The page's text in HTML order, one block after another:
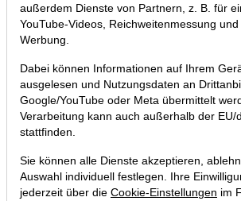
Chartanalyse Alibaba:
aus dem Reich der Mitte!
06.12.2017 um 10:59 Uhr | P. Uhlschmied
außerdem Dienste von Partnern, z. B. für
YouTube-Videos, Reichweitenmessung
Werbung.
Dabei können Informationen auf Ihrem
ausgelesen und Nutzungsdaten an
Google/YouTube oder Meta übermittelt
Verarbeitung kann auch außerhalb der EU/
stattfinden.
Sie können alle Dienste akzeptieren,
Auswahl individuell festlegen. Ihre
jederzeit über die Cookie-Einstellungen im